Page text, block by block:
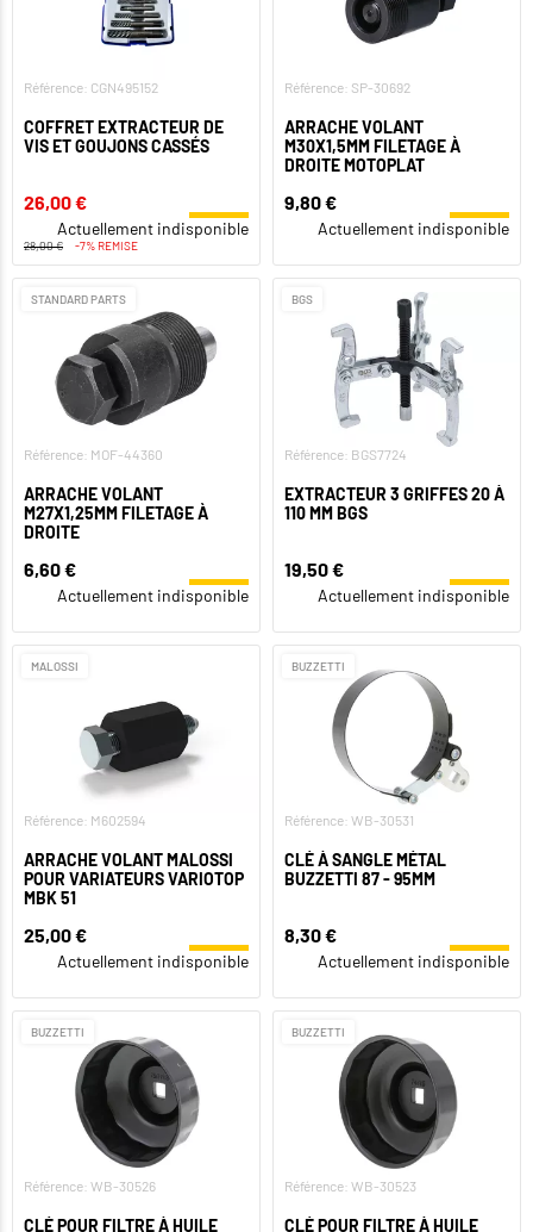
Référence: CGN495152
COFFRET EXTRACTEUR DE
VIS ET GOUJONS CASSÉS
26,00 €
Actuellement indisponible
28,00 € -7% REMISE
Référence: SP-30692
ARRACHE VOLANT
M30X1,5MM FILETAGE À
DROITE MOTOPLAT
9,80 €
Actuellement indisponible
STANDARD PARTS
Référence: MOF-44360
ARRACHE VOLANT
M27X1,25MM FILETAGE À
DROITE
6,60 €
Actuellement indisponible
BGS
Référence: BGS7724
EXTRACTEUR 3 GRIFFES 20 À
110 MM BGS
19,50 €
Actuellement indisponible
MALOSSI
Référence: M602594
ARRACHE VOLANT MALOSSI
POUR VARIATEURS VARIOTOP
MBK 51
25,00 €
Actuellement indisponible
BUZZETTI
Référence: WB-30531
CLÉ À SANGLE MÉTAL
BUZZETTI 87 - 95MM
8,30 €
Actuellement indisponible
BUZZETTI
Référence: WB-30526
CLÉ POUR FILTRE À HUILE
BUZZETTI
Référence: WB-30523
CLÉ POUR FILTRE À HUILE